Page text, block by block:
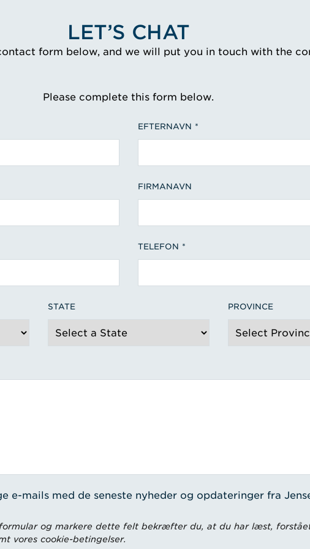
LET’S CHAT
form below, and we will put you in touch with the
Please complete this form below.
EFTERNAVN
FIRMANAVN
TELEFON
STATE PROVINCE
e-mails med de seneste nyheder og opdateringer fra
og markere dette felt bekræfter du, at du har læst,
vores cookie-betingelser.